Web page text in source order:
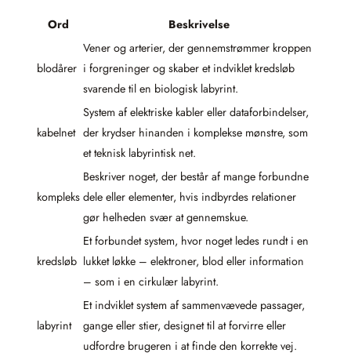
Ord Beskrivelse
blodårer
Vener og arterier, der gennemstrømmer kroppen
i forgreninger og skaber et indviklet kredsløb
svarende til en biologisk labyrint.
kabelnet
System af elektriske kabler eller dataforbindelser,
der krydser hinanden i komplekse mønstre, som
et teknisk labyrintisk net.
kompleks
Beskriver noget, der består af mange forbundne
dele eller elementer, hvis indbyrdes relationer
gør helheden svær at gennemskue.
kredsløb
Et forbundet system, hvor noget ledes rundt i en
lukket løkke – elektroner, blod eller information
– som i en cirkulær labyrint.
labyrint
Et indviklet system af sammenvævede passager,
gange eller stier, designet til at forvirre eller
udfordre brugeren i at finde den korrekte vej.